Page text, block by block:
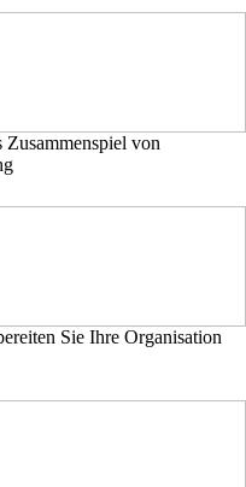
von
Sie Ihre Organisation